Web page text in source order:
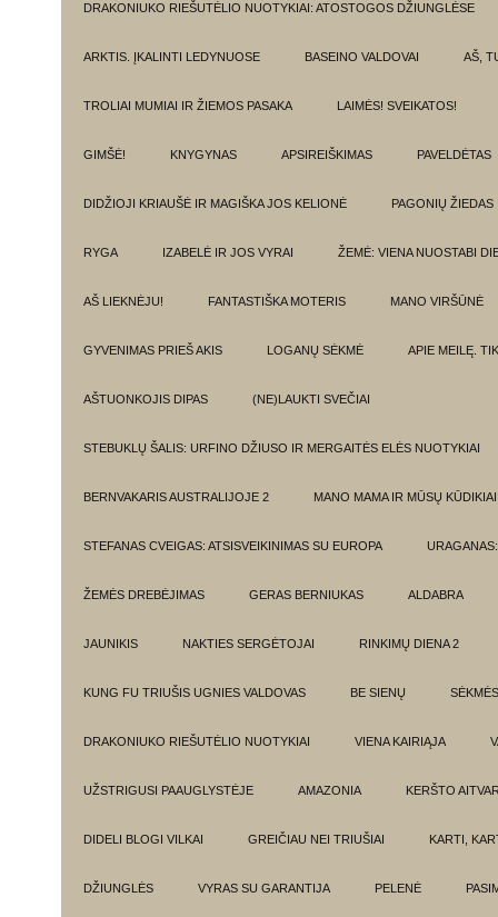
DRAKONIUKO RIEŠUTĖLIO NUOTYKIAI: ATOSTOGOS DŽIUNGLĖSE
ARKTIS. ĮKALINTI LEDYNUOSE BASEINO VALDOVAI AŠ,
TROLIAI MUMIAI IR ŽIEMOS PASAKA LAIMĖS! SVEIKATOS!
GIMŠĖ! KNYGYNAS APSIREIŠKIMAS PAVELDĖTAS
DIDŽIOJI KRIAUŠĖ IR MAGIŠKA JOS KELIONĖ PAGONIŲ ŽIEDAS
RYGA IZABELĖ IR JOS VYRAI ŽEMĖ: VIENA NUOSTABI
AŠ LIEKNĖJU! FANTASTIŠKA MOTERIS MANO VIRŠŪNĖ
GYVENIMAS PRIEŠ AKIS LOGANŲ SĖKMĖ APIE MEILĘ.
AŠTUONKOJIS DIPAS (NE)LAUKTI SVEČIAI
STEBUKLŲ ŠALIS: URFINO DŽIUSO IR MERGAITĖS ELĖS NUOTYKIAI
BERNVAKARIS AUSTRALIJOJE 2 MANO MAMA IR MŪSŲ KŪDIKIAI
STEFANAS CVEIGAS: ATSISVEIKINIMAS SU EUROPA
ŽEMĖS DREBĖJIMAS GERAS BERNIUKAS ALDABRA
JAUNIKIS NAKTIES SERGĖTOJAI RINKIMŲ DIENA 2
KUNG FU TRIUŠIS UGNIES VALDOVAS BE SIENŲ
DRAKONIUKO RIEŠUTĖLIO NUOTYKIAI VIENA KAIRIĄJA
UŽSTRIGUSI PAAUGLYSTĖJE AMAZONIA KERŠTO
DIDELI BLOGI VILKAI GREIČIAU NEI TRIUŠIAI KARTI,
DŽIUNGLĖS VYRAS SU GARANTIJA PELENĖ